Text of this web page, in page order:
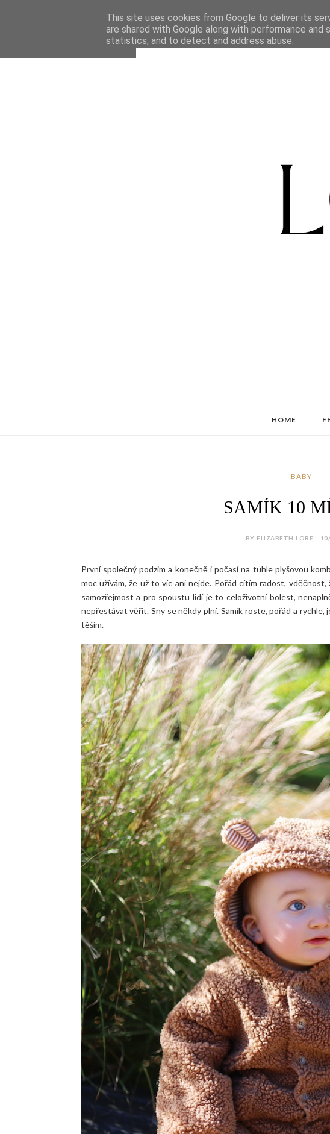
HOME
BABY
SAMÍK 10
BY ELIZABETH LORE -
První společný podzim a konečně i počasí na tuhle plyšovou
moc užívám, že už to víc ani nejde. Pořád cítím radost,
samozřejmost a pro spoustu lidí je to celoživotní bolest,
nepřestávat věřit. Sny se někdy plní. Samík roste, pořád a
těším.
This site uses cookies from Google to deliver its
are shared with Google along with performance
statistics, and to detect and address abuse.